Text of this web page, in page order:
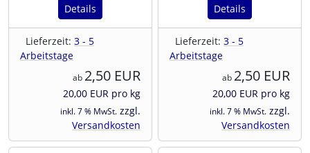
Details
Lieferzeit: 3 - 5
Arbeitstage
ab 2,50 EUR
20,00 EUR pro kg
inkl. 7 % MwSt. zzgl.
Versandkosten
Details
Lieferzeit: 3 - 5
Arbeitstage
ab 2,50 EUR
20,00 EUR pro kg
inkl. 7 % MwSt. zzgl.
Versandkosten